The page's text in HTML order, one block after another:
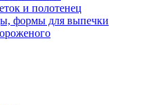
и полотенец
формы для выпечки